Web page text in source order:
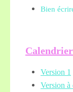
Bien
Version 1
Version à